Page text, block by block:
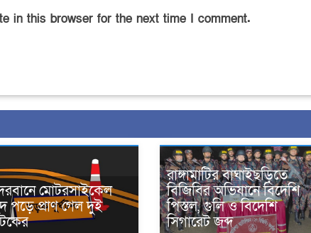
in this browser for the next time I comment.
মোটরসাইকেল
পড়ে প্রাণ গেল দুই
রাঙ্গামাটির বাঘাইছড়িতে
বিজিবির অভিযানে বিদেশি
পিস্তল, গুলি ও বিদেশি
সিগারেট জব্দ